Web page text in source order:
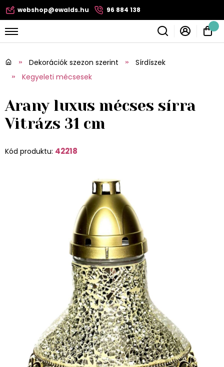
webshop@ewalds.hu 96 884 138
Dekorációk szezon szerint
Sírdíszek
Kegyeleti mécsesek
Arany luxus mécses sírra
Vitrázs 31 cm
Kód produktu: 42218